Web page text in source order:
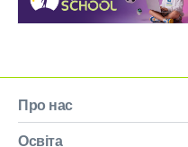
Про нас
Освіта